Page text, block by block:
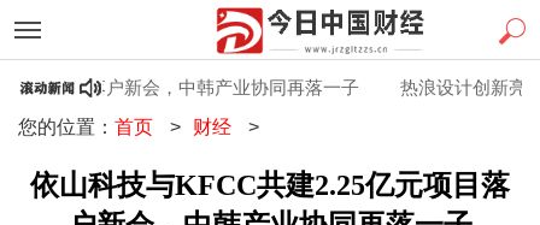
项目落户新会，中韩产业协同再落一子
热浪设计创新亮相
您的位置： 首页 > 财经 >
依山科技与KFCC共建2.25亿元项目落